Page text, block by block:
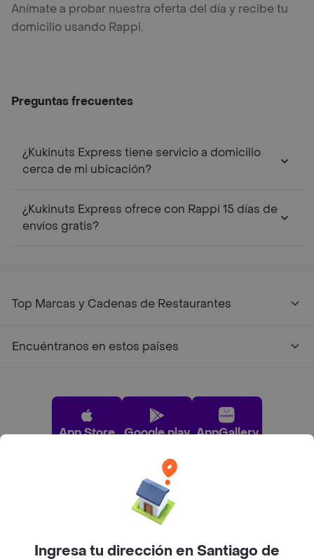
Anímate a probar nuestra oferta del día y recibe tu
domicilio usando Rappi.
Preguntas frecuentes
¿Kukinuts Express tiene servicio a domicilio
cerca de mi ubicación?
¿Kukinuts Express ofrece con Rappi 15 días de
envíos gratis?
Top Marcas y Cadenas de Restaurantes
Encuéntranos en estos países
App Store Google play AppGallery
Pide tu comida favorita cerca de ti
Categorías
Ingresa tu dirección en Santiago de